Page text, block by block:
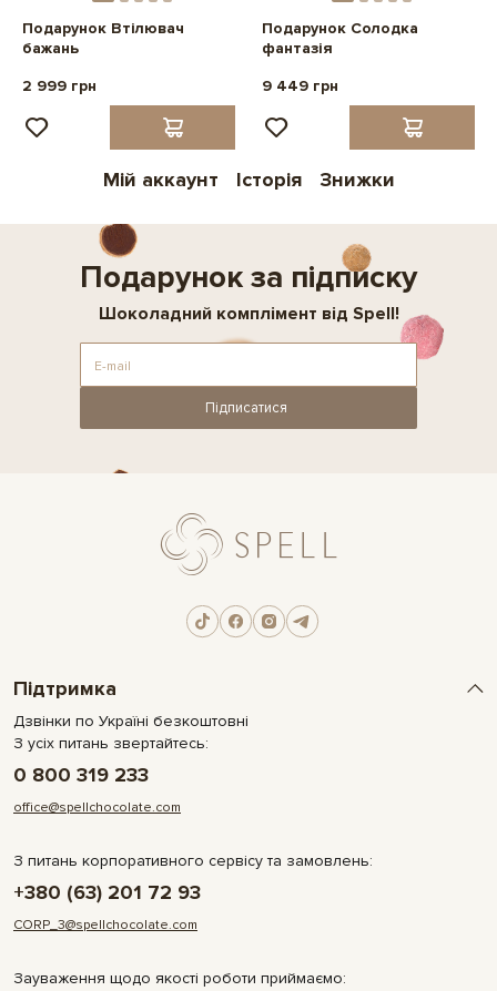
Подарунок Втілювач
бажань
2 999 грн
Подарунок Солодка
фантазія
9 449 грн
Мій аккаунт Історія Знижки
Подарунок за підписку
Шоколадний комплімент від Spell!
Підписатися
Підтримка
Дзвінки по Україні безкоштовні
З усіх питань звертайтесь:
0 800 319 233
office@spellchocolate.com
З питань корпоративного сервісу та замовлень:
+380 (63) 201 72 93
CORP_3@spellchocolate.com
Зауваження щодо якості роботи приймаємо: